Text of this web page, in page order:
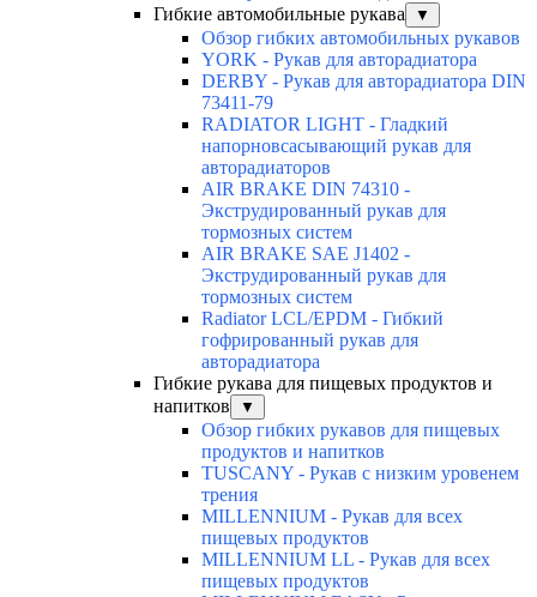
Гибкие автомобильные рукава
▼
Обзор гибких автомобильных рукавов
YORK - Рукав для авторадиатора
DERBY - Рукав для авторадиатора DIN
73411-79
RADIATOR LIGHT - Гладкий
напорновсасывающий рукав для
авторадиаторов
AIR BRAKE DIN 74310 -
Экструдированный рукав для
тормозных систем
AIR BRAKE SAE J1402 -
Экструдированный рукав для
тормозных систем
Radiator LCL/EPDM - Гибкий
гофрированный рукав для
авторадиатора
Гибкие рукава для пищевых продуктов и
напитков
▼
Обзор гибких рукавов для пищевых
продуктов и напитков
TUSCANY - Рукав с низким уровенем
трения
MILLENNIUM - Рукав для всех
пищевых продуктов
MILLENNIUM LL - Рукав для всех
пищевых продуктов